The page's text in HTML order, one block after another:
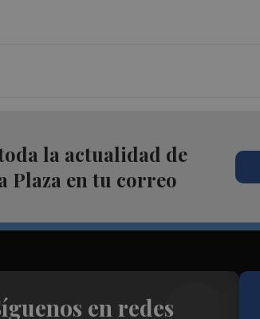
la actualidad de
Plaza en tu correo
en redes